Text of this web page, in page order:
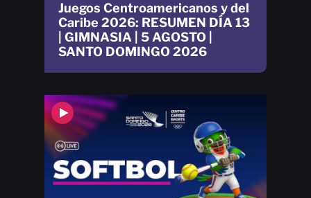
Juegos Centroamericanos y del
Caribe 2026: RESUMEN DÍA 13
| GIMNASIA | 5 AGOSTO |
SANTO DOMINGO 2026